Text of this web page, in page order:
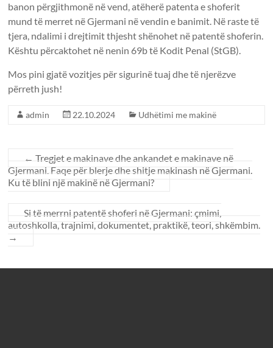
banon përgjithmonë në vend, atëherë patenta e shoferit
mund të merret në Gjermani në vendin e banimit. Në raste të
tjera, ndalimi i drejtimit thjesht shënohet në patentë shoferin.
Kështu përcaktohet në nenin 69b të Kodit Penal (StGB).
Mos pini gjatë vozitjes për sigurinë tuaj dhe të njerëzve
përreth jush!
admin 22.10.2024 Udhëtimi me makinë
← Tregjet e makinave dhe ankandet e makinave në
Gjermani. Faqe për blerje dhe shitje makinash në Gjermani.
Ku të blini një makinë në Gjermani?
Si të merrni patentë shoferi në Gjermani: çmimi,
autoshkolla, trajnimi, dokumentet, praktikë, teori, shkëmbim.
→